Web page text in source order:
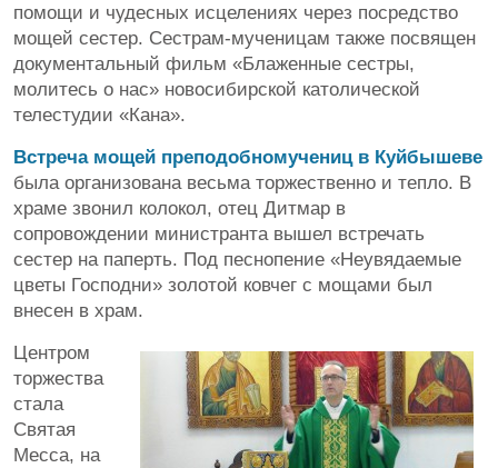
помощи и чудесных исцелениях через посредство
мощей сестер. Сестрам-мученицам также посвящен
документальный фильм «Блаженные сестры,
молитесь о нас» новосибирской католической
телестудии «Кана».
Встреча мощей преподобномучениц в Куйбышеве
была организована весьма торжественно и тепло. В
храме звонил колокол, отец Дитмар в
сопровождении министранта вышел встречать
сестер на паперть. Под песнопение «Неувядаемые
цветы Господни» золотой ковчег с мощами был
внесен в храм.
Центром
торжества
стала
Святая
Месса, на